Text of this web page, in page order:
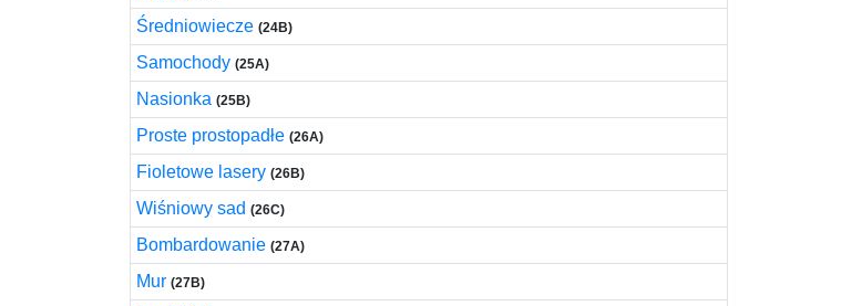
Średniowiecze (24B)
Samochody (25A)
Nasionka (25B)
Proste prostopadłe (26A)
Fioletowe lasery (26B)
Wiśniowy sad (26C)
Bombardowanie (27A)
Mur (27B)